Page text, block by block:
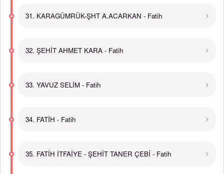
31. KARAGÜMRÜK-ŞHT A.ACARKAN - Fatih
32. ŞEHİT AHMET KARA - Fatih
33. YAVUZ SELİM - Fatih
34. FATİH - Fatih
35. FATİH İTFAİYE - ŞEHİT TANER ÇEBİ - Fatih